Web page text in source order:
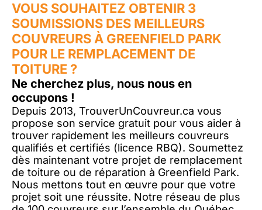
VOUS SOUHAITEZ OBTENIR 3
SOUMISSIONS DES MEILLEURS
COUVREURS À GREENFIELD PARK
POUR LE REMPLACEMENT DE
TOITURE ?
Ne cherchez plus, nous nous en
occupons !
Depuis 2013, TrouverUnCouvreur.ca vous
propose son service gratuit pour vous aider à
trouver rapidement les meilleurs couvreurs
qualifiés et certifiés (licence RBQ). Soumettez
dès maintenant votre projet de remplacement
de toiture ou de réparation à Greenfield Park.
Nous mettons tout en œuvre pour que votre
projet soit une réussite. Notre réseau de plus